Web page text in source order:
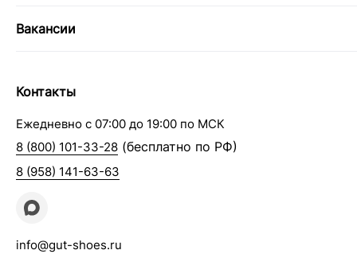
Вакансии
Контакты
Ежедневно с 07:00 до 19:00 по МСК
8 (800) 101-33-28 (бесплатно по РФ)
8 (958) 141-63-63
info@gut-shoes.ru